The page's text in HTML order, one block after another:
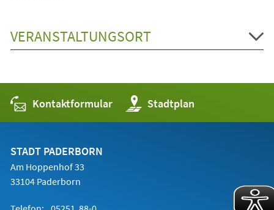
VERANSTALTUNGSORT
Kontaktformular Stadtplan
(Öffnet
in
einem
STADT PADERBORN
Am Hoppenhof 33
33104 Paderborn